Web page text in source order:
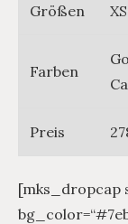
Größen
Farben
Preis
[mks_dropcap